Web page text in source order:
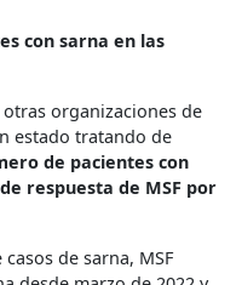
con sarna en las
otras organizaciones de
estado tratando de
de pacientes con
respuesta de MSF por
de sarna, MSF